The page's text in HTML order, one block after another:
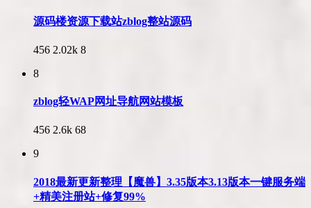
源码楼资源下载站zblog整站源码
456 2.02k 8
8
zblog轻WAP网址导航网站模板
456 2.6k 68
9
2018最新更新整理【魔兽】3.35版本3.13版本一键服务端
+精美注册站+修复99%